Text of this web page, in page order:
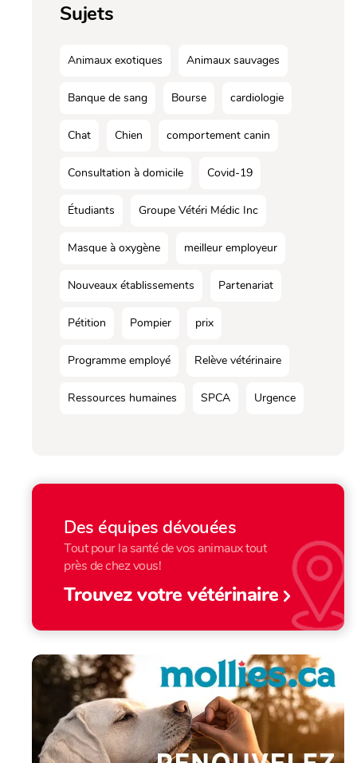
Sujets
Animaux exotiques Animaux sauvages
Banque de sang Bourse cardiologie
Chat Chien comportement canin
Consultation à domicile Covid-19
Étudiants Groupe Vétéri Médic Inc
Masque à oxygène meilleur employeur
Nouveaux établissements Partenariat
Pétition Pompier prix
Programme employé Relève vétérinaire
Ressources humaines SPCA Urgence
Des équipes dévouées
Tout pour la santé de vos animaux tout
près de chez vous!
Trouvez votre vétérinaire